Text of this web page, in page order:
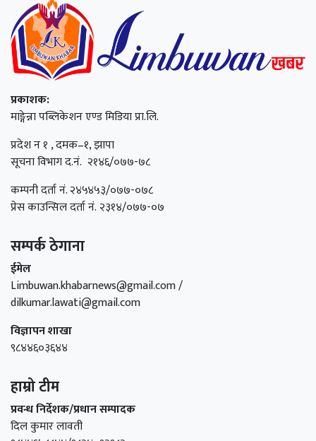
प्रकाशक:
माङ्गेन्ना पब्लिकेशन एण्ड मिडिया प्रा.लि.
प्रदेश न १ , दमक–१, झापा
सूचना विभाग द.नं. २१४६/०७७-७८
कम्पनी दर्ता नं. २४५४५३/०७७-०७८
प्रेस काउन्सिल दर्ता नं. २३१४/०७७-०७
सम्पर्क ठेगाना
ईमेल
Limbuwan.khabarnews@gmail.com /
dilkumar.lawati@gmail.com
विज्ञापन शाखा
९८४४६०३६४४
हाम्रो टीम
प्रवन्ध निर्देशक/प्रधान सम्पादक
दिल कुमार लावती